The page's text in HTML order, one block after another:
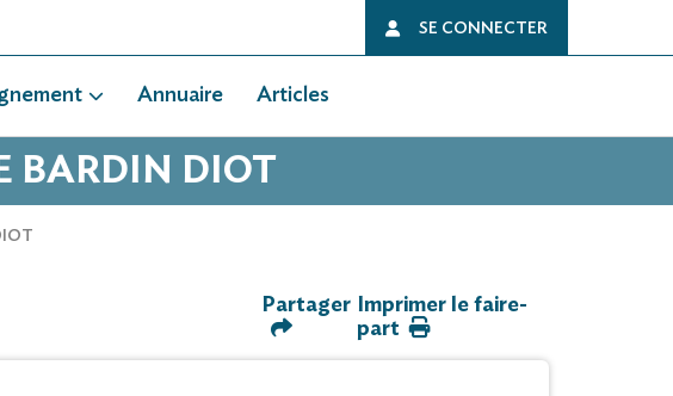
SE CONNECTER
Annuaire Articles
BARDIN DIOT
Partager
Imprimer le faire-
part